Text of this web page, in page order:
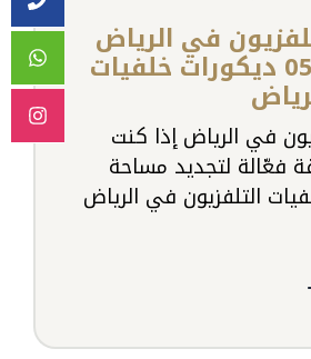
في الرياض
0557810019 ديكورات خلفيات
في الرياض إذا كنت
فعّالة لتجديد مساحة
التلفزيون في الرياض